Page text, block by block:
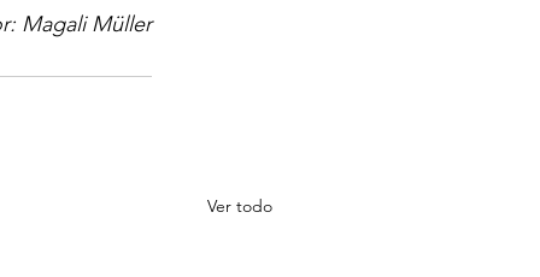
Magali Müller
Ver todo